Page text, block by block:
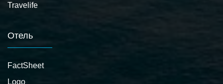
Travelife
Отель
FactSheet
Logo